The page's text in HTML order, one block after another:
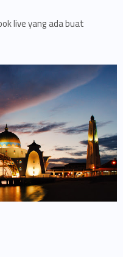
live yang ada buat